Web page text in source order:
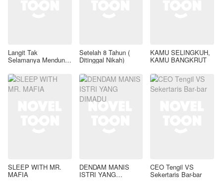
Langit Tak
Selamanya Mendung,
Setelah 8 Tahun (
Ditinggal Nikah)
KAMU SELINGKUH,
KAMU BANGKRUT
SLEEP WITH MR.
MAFIA
DENDAM MANIS
ISTRI YANG
CEO Tengil VS
Sekertaris Bar-bar